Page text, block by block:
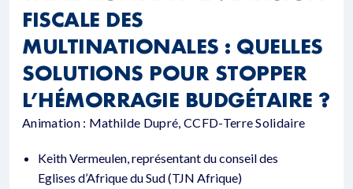
FISCALE DES
MULTINATIONALES : QUELLES
SOLUTIONS POUR STOPPER
L’HÉMORRAGIE BUDGÉTAIRE ?
Animation : Mathilde Dupré, CCFD-Terre Solidaire
Keith Vermeulen, représentant du conseil des
Eglises d’Afrique du Sud (TJN Afrique)